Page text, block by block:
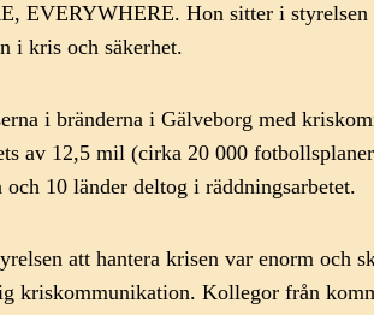
EVERYWHERE. Hon sitter i
i kris och säkerhet.
i bränderna i Gälveborg med
av 12,5 mil (cirka 20 000
10 länder deltog i räddningsarbetet.
att hantera krisen var enorm
kriskommunikation. Kollegor från